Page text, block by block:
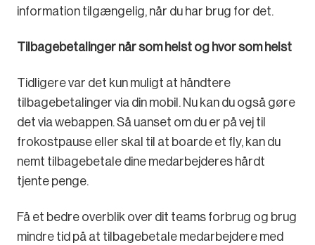
information tilgængelig, når du har brug for det.
Tilbagebetalinger når som helst og hvor som helst
Tidligere var det kun muligt at håndtere
tilbagebetalinger via din mobil. Nu kan du også gøre
det via webappen. Så uanset om du er på vej til
frokostpause eller skal til at boarde et fly, kan du
nemt tilbagebetale dine medarbejderes hårdt
tjente penge.
Få et bedre overblik over dit teams forbrug og brug
mindre tid på at tilbagebetale medarbejdere med